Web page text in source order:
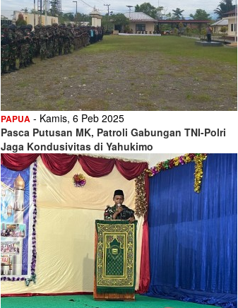
PAPUA - Kamis, 6 Peb 2025
Pasca Putusan MK, Patroli Gabungan TNI-Polri
Jaga Kondusivitas di Yahukimo